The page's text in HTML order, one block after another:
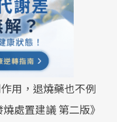
用，退燒藥也不例
處置建議 第二版》